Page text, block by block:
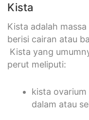
Kista
Kista adalah
berisi cairan atau
Kista yang
perut meliputi:
kista
dalam atau